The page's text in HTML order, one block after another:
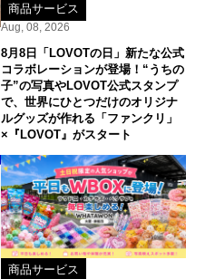
商品サービス
Aug, 08, 2026
8月8日「LOVOTの日」新たな公式
コラボレーションが登場！“うちの
子”の写真やLOVOT公式スタンプ
で、世界にひとつだけのオリジナ
ルグッズが作れる「ファンクリ」
×『LOVOT』がスタート
商品サービス